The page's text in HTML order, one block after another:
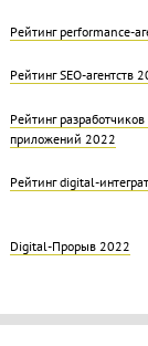
Рейтинг performance-
Рейтинг SEO-агентств
Рейтинг
приложений 2022
Рейтинг digital-
Digital-Прорыв 2022